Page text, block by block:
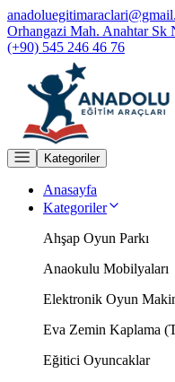
Orhangazi Mah. Anahtar Sk
(+90) 545 246 46 76
Kategoriler
Anasayfa
Kategoriler
Ahşap Oyun Parkı
Anaokulu Mobilyaları
Elektronik Oyun
Eva Zemin Kaplama
Eğitici Oyuncaklar